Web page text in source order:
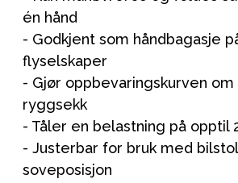
én hånd
- Godkjent som håndbagasje
flyselskaper
- Gjør oppbevaringskurven om
ryggsekk
- Tåler en belastning på opptil
- Justerbar for bruk med
soveposisjon